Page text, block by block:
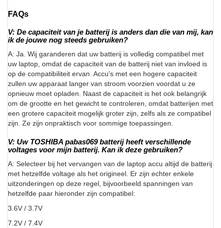
FAQs
V: De capaciteit van je batterij is anders dan die van mij, kan
ik de jouwe nog steeds gebruiken?
A: Ja. Wij garanderen dat uw batterij is volledig compatibel met
uw laptop, omdat de capaciteit van de batterij niet van invloed is
op de compatibiliteit ervan. Accu's met een hogere capaciteit
zullen uw apparaat langer van stroom voorzien voordat u ze
opnieuw moet opladen. Naast de capaciteit is het ook belangrijk
om de grootte en het gewicht te controleren, omdat batterijen met
een grotere capaciteit mogelijk groter zijn, zelfs als ze compatibel
zijn. Ze zijn onpraktisch voor sommige toepassingen.
V: Uw TOSHIBA pabas069 batterij heeft verschillende
voltages voor mijn batterij. Kan ik deze gebruiken?
A: Selecteer bij het vervangen van de laptop accu altijd de batterij
met hetzelfde voltage als het origineel. Er zijn echter enkele
uitzonderingen op deze regel, bijvoorbeeld spanningen van
hetzelfde paar hieronder zijn compatibel:
3.6V / 3.7V
7.2V / 7.4V